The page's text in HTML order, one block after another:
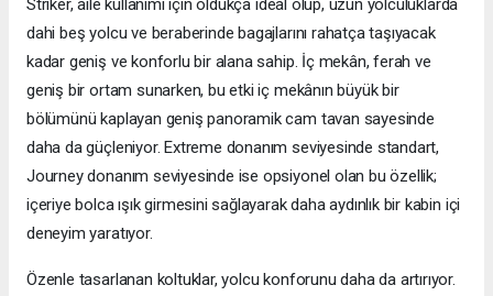
Striker, aile kullanımı için oldukça ideal olup, uzun yolculuklarda
dahi beş yolcu ve beraberinde bagajlarını rahatça taşıyacak
kadar geniş ve konforlu bir alana sahip. İç mekân, ferah ve
geniş bir ortam sunarken, bu etki iç mekânın büyük bir
bölümünü kaplayan geniş panoramik cam tavan sayesinde
daha da güçleniyor. Extreme donanım seviyesinde standart,
Journey donanım seviyesinde ise opsiyonel olan bu özellik;
içeriye bolca ışık girmesini sağlayarak daha aydınlık bir kabin içi
deneyim yaratıyor.
Özenle tasarlanan koltuklar, yolcu konforunu daha da artırıyor.